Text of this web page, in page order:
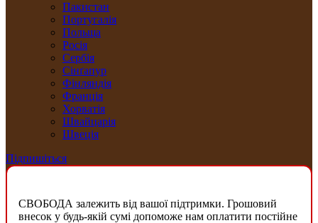
Пакистан
Португалія
Польща
Росія
Сербія
Сінґапур
Фінляндія
Франція
Хорватія
Швайцарія
Швеція
Підпишіться
СВОБОДА залежить від вашої підтримки. Грошовий
внесок у будь-якій сумі допоможе нам оплатити постійне